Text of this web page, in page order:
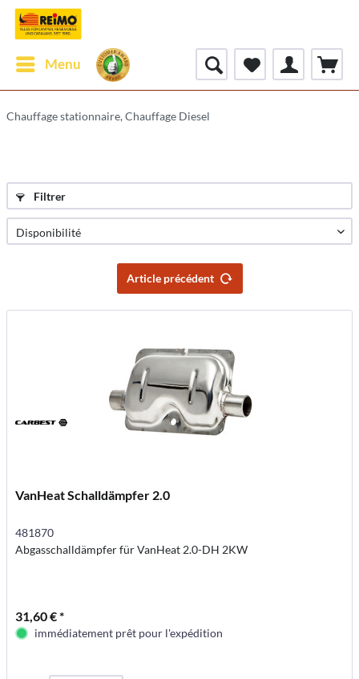
Menu
Chauffage stationnaire, Chauffage Diesel
Filtrer
Article précédent
VanHeat Schalldämpfer 2.0
481870
Abgasschalldämpfer für VanHeat 2.0-DH 2KW
31,60 € *
immédiatement prêt pour l'expédition